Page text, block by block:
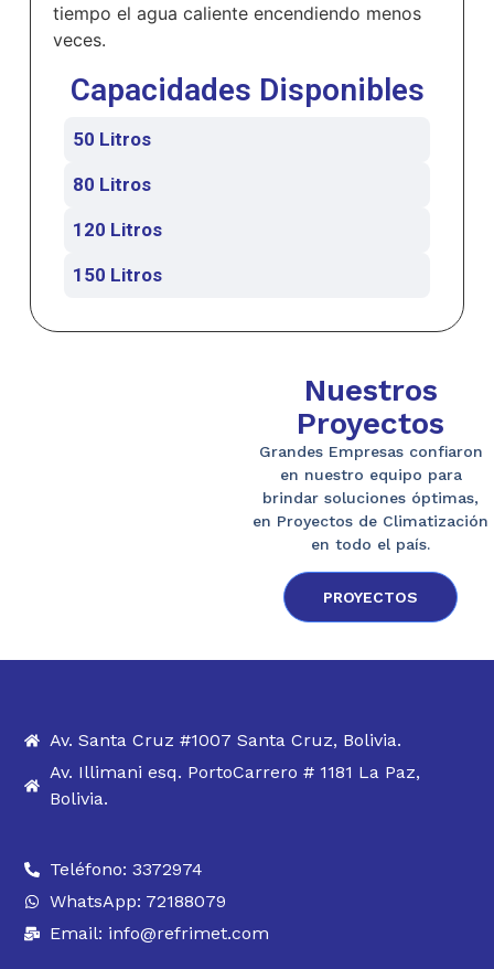
tiempo el agua caliente encendiendo menos
veces.
Capacidades Disponibles
50 Litros
80 Litros
120 Litros
150 Litros
Nuestros
Proyectos
Grandes Empresas confiaron
en nuestro equipo para
brindar soluciones óptimas,
en Proyectos de Climatización
en todo el país.
PROYECTOS
Av. Santa Cruz #1007 Santa Cruz, Bolivia.
Av. Illimani esq. PortoCarrero # 1181 La Paz,
Bolivia.
Teléfono: 3372974
WhatsApp: 72188079
Email: info@refrimet.com